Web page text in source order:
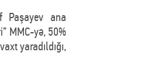
ana
MMC-yə, 50%
yaradıldığı,